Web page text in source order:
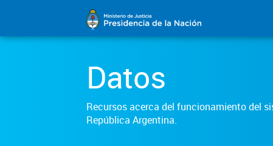
Datos
Recursos acerca del funcionamiento del
República Argentina.